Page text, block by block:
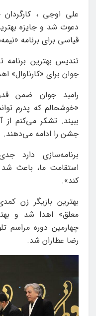
علی اوجی ،
دعوت شد و جایزه
قیاسی برای برنامه
تندیس بهترین
جوان برای «کارناوال»
رامبد جوان ضمن
«خوشحالم که پدرم
ببیند. تشکر می‌کنم از
جشن را ادامه می‌دهند.
برنامه‌سازی دارد
استقامت ما، باعث شد
کند».
بهترین بازیگر زن
معلق» اهدا شد و
چهارمین دوره مراسم
رضا عطاران شد.